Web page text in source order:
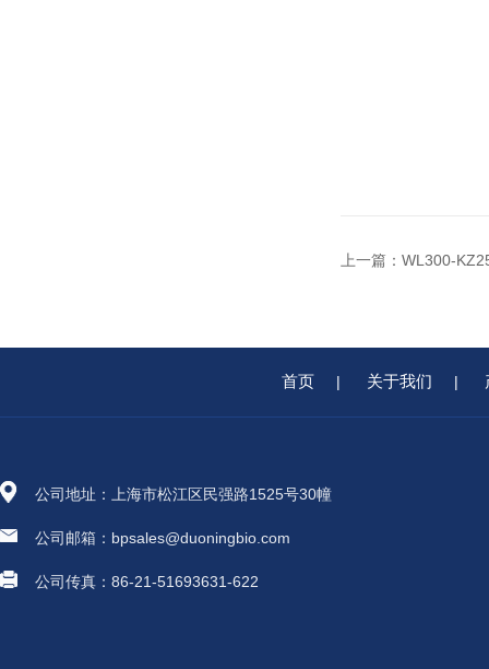
上一篇： WL300-
首页 | 关于我们 |
公司地址：上海市松江区民强路1525号30幢
公司邮箱：bpsales@duoningbio.com
公司传真：86-21-51693631-622